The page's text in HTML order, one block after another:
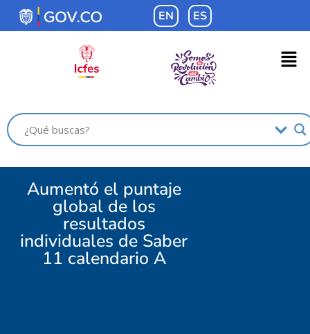
EN ES
Aumentó el puntaje
global de los
resultados
individuales de Saber
11 calendario A